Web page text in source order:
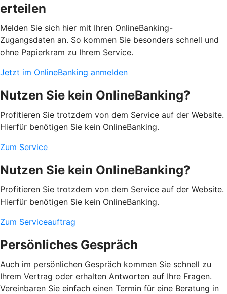
erteilen
Melden Sie sich hier mit Ihren OnlineBanking-
Zugangsdaten an. So kommen Sie besonders schnell und
ohne Papierkram zu Ihrem Service.
Jetzt im OnlineBanking anmelden
Nutzen Sie kein OnlineBanking?
Profitieren Sie trotzdem von dem Service auf der Website.
Hierfür benötigen Sie kein OnlineBanking.
Zum Service
Nutzen Sie kein OnlineBanking?
Profitieren Sie trotzdem von dem Service auf der Website.
Hierfür benötigen Sie kein OnlineBanking.
Zum Serviceauftrag
Persönliches Gespräch
Auch im persönlichen Gespräch kommen Sie schnell zu
Ihrem Vertrag oder erhalten Antworten auf Ihre Fragen.
Vereinbaren Sie einfach einen Termin für eine Beratung in